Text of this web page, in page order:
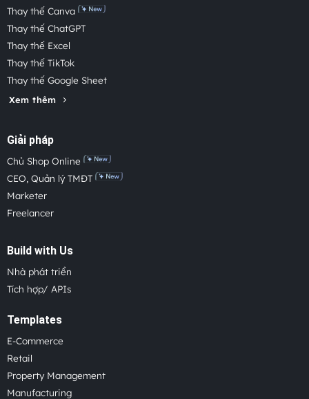
Thay thế Canva
Thay thế ChatGPT
Thay thế Excel
Thay thế TikTok
Thay thế Google Sheet
Xem thêm
Giải pháp
Chủ Shop Online
CEO, Quản lý TMĐT
Marketer
Freelancer
Build with Us
Nhà phát triển
Tích hợp/ APIs
Templates
E-Commerce
Retail
Property Management
Manufacturing